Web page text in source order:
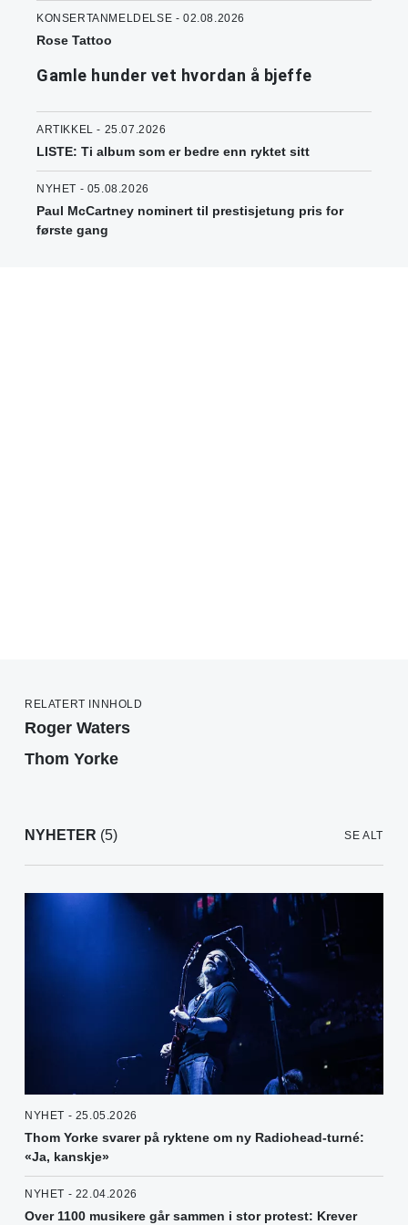
KONSERTANMELDELSE - 02.08.2026
Rose Tattoo
Gamle hunder vet hvordan å bjeffe
ARTIKKEL - 25.07.2026
LISTE: Ti album som er bedre enn ryktet sitt
NYHET - 05.08.2026
Paul McCartney nominert til prestisjetung pris for
første gang
RELATERT INNHOLD
Roger Waters
Thom Yorke
NYHETER (5) SE ALT
NYHET - 25.05.2026
Thom Yorke svarer på ryktene om ny Radiohead-turné:
«Ja, kanskje»
NYHET - 22.04.2026
Over 1100 musikere går sammen i stor protest: Krever